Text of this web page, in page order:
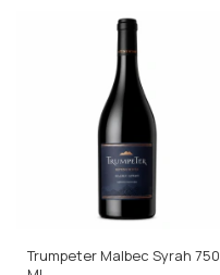
Trumpeter Malbec Syrah 750